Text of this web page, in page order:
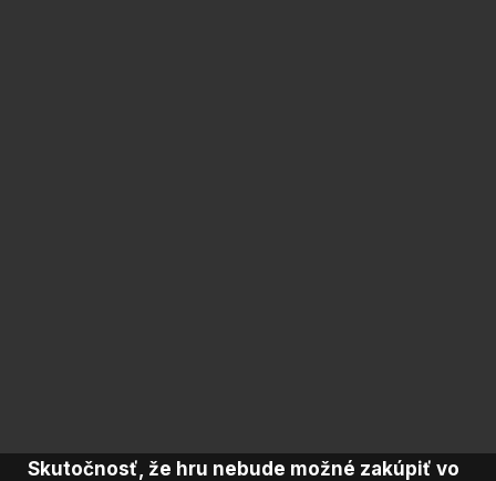
Skutočnosť, že hru nebude možné zakúpiť vo